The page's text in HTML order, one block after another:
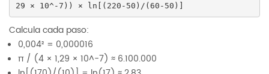
29 × 10^-7)) × ln[(220-50)/(60-50)]
Calcula cada paso:
0,004² = 0,000016
π / (4 × 1,29 × 10^-7) ≈ 6.100.000